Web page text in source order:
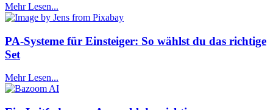
Mehr Lesen...
PA-Systeme für Einsteiger: So wählst du das richtige
Set
Mehr Lesen...